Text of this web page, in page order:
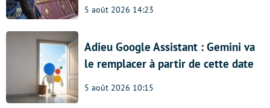
5 août 2026 14:23
Adieu Google Assistant : Gemini va
le remplacer à partir de cette date
5 août 2026 10:15